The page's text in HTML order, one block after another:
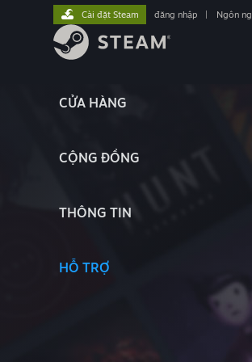
CỬA HÀNG
CỘNG ĐỒNG
THÔNG TIN
HỖ TRỢ
Cài đặt Steam đăng nhập Ngôn